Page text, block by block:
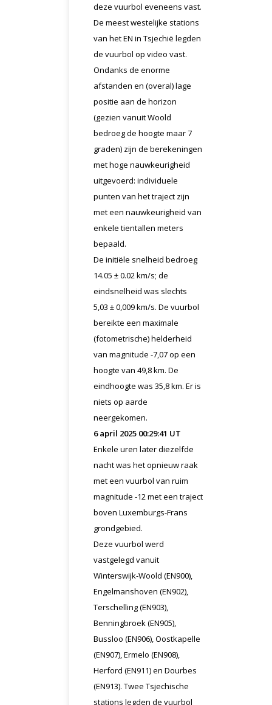
deze vuurbol eveneens vast.
De meest westelijke stations
van het EN in Tsjechië legden
de vuurbol op video vast.
Ondanks de enorme
afstanden en (overal) lage
positie aan de horizon
(gezien vanuit Woold
bedroeg de hoogte maar 7
graden) zijn de berekeningen
met hoge nauwkeurigheid
uitgevoerd: individuele
punten van het traject zijn
met een nauwkeurigheid van
enkele tientallen meters
bepaald.
De initiële snelheid bedroeg
14.05 ± 0.02 km/s; de
eindsnelheid was slechts
5,03 ± 0,009 km/s. De vuurbol
bereikte een maximale
(fotometrische) helderheid
van magnitude -7,07 op een
hoogte van 49,8 km. De
eindhoogte was 35,8 km. Er is
niets op aarde
neergekomen.
6 april 2025 00:29:41 UT
Enkele uren later diezelfde
nacht was het opnieuw raak
met een vuurbol van ruim
magnitude -12 met een traject
boven Luxemburgs-Frans
grondgebied.
Deze vuurbol werd
vastgelegd vanuit
Winterswijk-Woold (EN900),
Engelmanshoven (EN902),
Terschelling (EN903),
Benningbroek (EN905),
Bussloo (EN906), Oostkapelle
(EN907), Ermelo (EN908),
Herford (EN911) en Dourbes
(EN913). Twee Tsjechische
stations legden de vuurbol